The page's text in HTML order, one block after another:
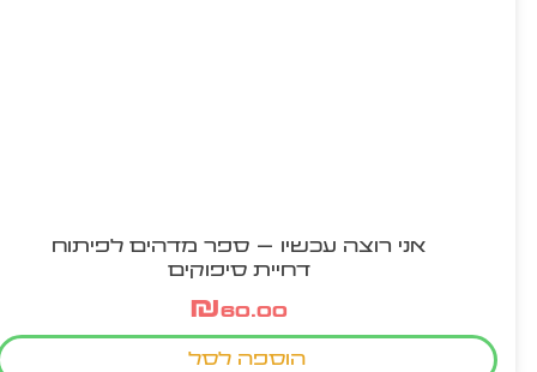
אני רוצה עכשיו – ספר מדהים לפיתוח
דחיית סיפוקים
₪60.00
הוספה לסל